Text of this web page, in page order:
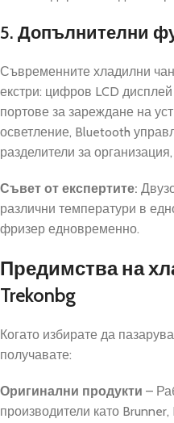
5. Допълнителни
Съвременните хладилни
екстри: цифров LCD
портове за зареждане на
осветление, Bluetooth
разделители за
Съвет от експертите:
различни температури в
фризер едновременно.
Предимства на
Trekonbg
Когато избирате да
получавате:
Оригинални продукти –
производители като